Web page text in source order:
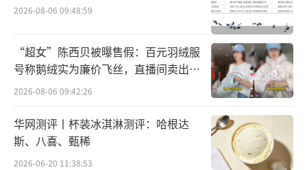
事实上，近年来万泰生物的业务重点已经
开始向诊断试剂业务倾斜，2025年年报显示，
这部分收入占比提升至63.71%，疫苗业务收入
占比下降至25.89%，二者合计占主营业务收入
近九成。
值得一提的是，2023年以前，凭借首个国
产宫颈癌疫苗、二价HPV疫苗“馨可宁”，万
2026-08-06 09:48:59
“超女”陈西贝被曝售假：百元羽绒服
号称鹅绒实为廉价飞丝，直播间卖出超
百万元
2026-08-06 09:42:26
华网测评丨杯装冰淇淋测评：哈根达
斯、八喜、甄稀
2026-06-20 11:38:53